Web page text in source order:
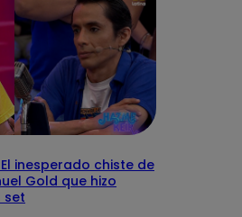
inesperado chiste de
Gold que hizo
set